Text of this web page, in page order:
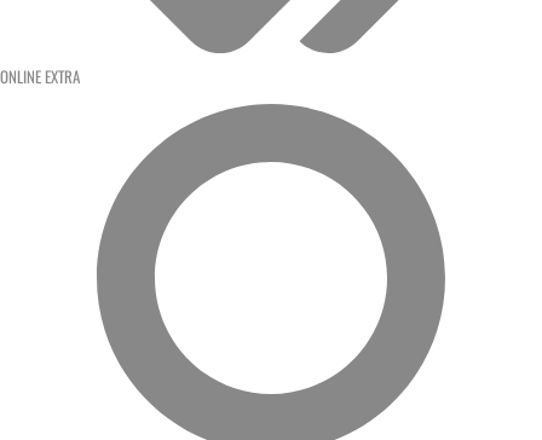
ONLINE EXTRA